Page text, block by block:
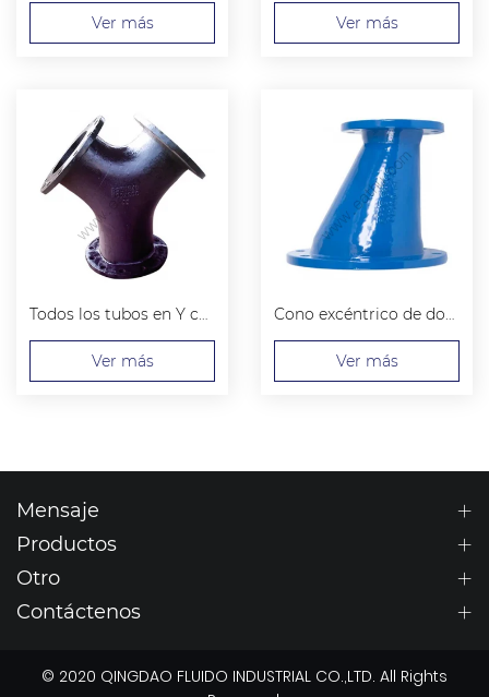
Ver más Ver más
Todos los tubos en Y con bridas
Ver más
Cono excéntrico de doble brida
Ver más
Mensaje
Productos
Otro
Contáctenos
© 2020 QINGDAO FLUIDO INDUSTRIAL CO.,LTD. All Rights